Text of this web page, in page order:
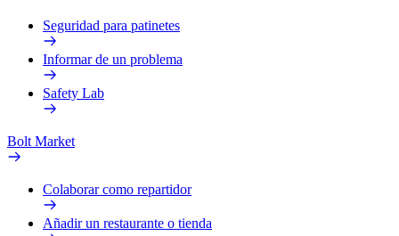
Seguridad para patinetes
Informar de un problema
Safety Lab
Bolt Market
Colaborar como repartidor
Añadir un restaurante o tienda